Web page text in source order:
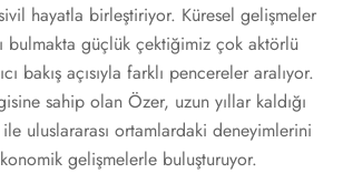
hayatla birleştiriyor. Küresel gelişmeler
bulmakta güçlük çektiğimiz çok aktörlü
bakış açısıyla farklı pencereler aralıyor.
sahip olan Özer, uzun yıllar kaldığı
uluslararası ortamlardaki deneyimlerini
gelişmelerle buluşturuyor.